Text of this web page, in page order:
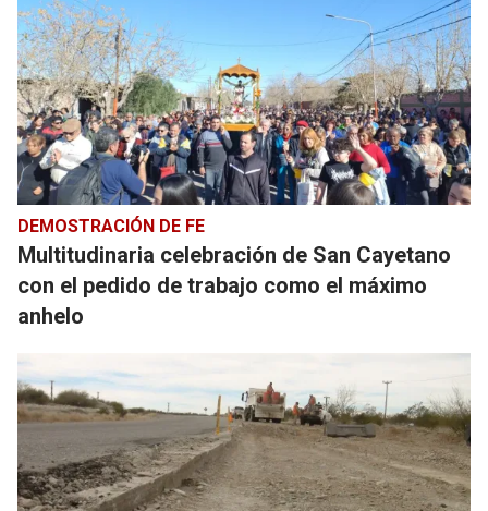
DEMOSTRACIÓN DE FE
Multitudinaria celebración de San Cayetano
con el pedido de trabajo como el máximo
anhelo